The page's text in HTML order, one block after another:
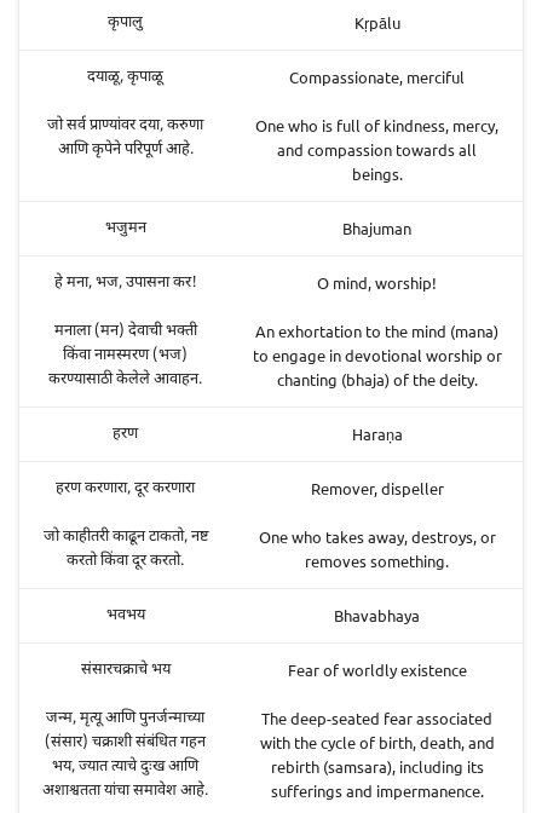
कृपालु Kṛpālu
दयाळू, कृपाळू
जो सर्व प्राण्यांवर दया, करुणा
आणि कृपेने परिपूर्ण आहे.
Compassionate, merciful
One who is full of kindness, mercy,
and compassion towards all
beings.
भजुमन Bhajuman
हे मना, भज, उपासना कर!
मनाला (मन) देवाची भक्ती
किंवा नामस्मरण (भज)
करण्यासाठी केलेले आवाहन.
O mind, worship!
An exhortation to the mind (mana)
to engage in devotional worship or
chanting (bhaja) of the deity.
हरण Haraṇa
हरण करणारा, दूर करणारा
जो काहीतरी काढून टाकतो, नष्ट
करतो किंवा दूर करतो.
Remover, dispeller
One who takes away, destroys, or
removes something.
भवभय Bhavabhaya
संसारचक्राचे भय
जन्म, मृत्यू आणि पुनर्जन्माच्या
(संसार) चक्राशी संबंधित गहन
भय, ज्यात त्याचे दुःख आणि
अशाश्वतता यांचा समावेश आहे.
Fear of worldly existence
The deep-seated fear associated
with the cycle of birth, death, and
rebirth (samsara), including its
sufferings and impermanence.